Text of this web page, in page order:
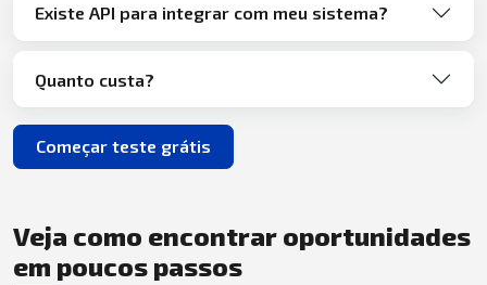
Existe API para integrar com meu sistema?
Quanto custa?
Começar teste grátis
Veja como encontrar oportunidades
em poucos passos